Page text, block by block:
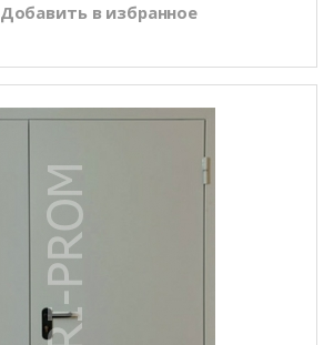
Добавить в избранное